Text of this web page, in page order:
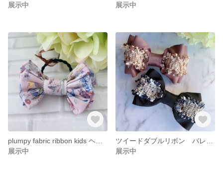
展示中
展示中
展示中
展示中